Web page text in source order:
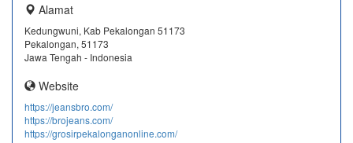
Alamat
Kedungwuni, Kab Pekalongan 51173
Pekalongan, 51173
Jawa Tengah - Indonesia
Website
https://jeansbro.com/
https://brojeans.com/
https://grosirpekalonganonline.com/